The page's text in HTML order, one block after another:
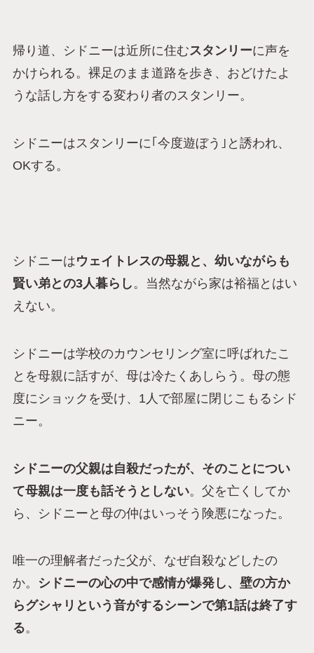
帰り道、シドニーは近所に住むスタンリーに声を
かけられる。裸足のまま道路を歩き、おどけたよ
うな話し方をする変わり者のスタンリー。
シドニーはスタンリーに｢今度遊ぼう｣と誘われ、
OKする。
シドニーはウェイトレスの母親と、幼いながらも
賢い弟との3人暮らし 。当然ながら家は裕福とはい
えない。
シドニーは学校のカウンセリング室に呼ばれたこ
とを母親に話すが、母は冷たくあしらう。母の態
度にショックを受け、1人で部屋に閉じこもるシド
ニー。
シドニーの父親は自殺だったが、そのことについ
て母親は一度も話そうとしない。父を亡くしてか
ら、シドニーと母の仲はいっそう険悪になった。
唯一の理解者だった父が、なぜ自殺などしたの
か。
シドニーの心の中で感情が爆発し、壁の方か
らグシャリという音がするシーンで第1話は終了す
る。